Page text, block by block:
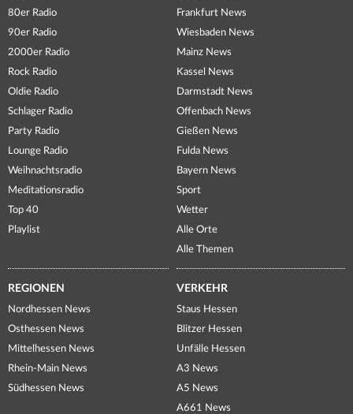
80er Radio
90er Radio
2000er Radio
Rock Radio
Oldie Radio
Schlager Radio
Party Radio
Lounge Radio
Weihnachtsradio
Meditationsradio
Top 40
Playlist
Frankfurt News
Wiesbaden News
Mainz News
Kassel News
Darmstadt News
Offenbach News
Gießen News
Fulda News
Bayern News
Sport
Wetter
Alle Orte
Alle Themen
REGIONEN
Nordhessen News
Osthessen News
Mittelhessen News
Rhein-Main News
Südhessen News
VERKEHR
Staus Hessen
Blitzer Hessen
Unfälle Hessen
A3 News
A5 News
A661 News